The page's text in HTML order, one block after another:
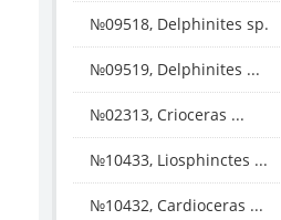
№09518, Delphinites sp.
№09519, Delphinites ...
№02313, Crioceras ...
№10433, Liosphinctes ...
№10432, Cardioceras ...